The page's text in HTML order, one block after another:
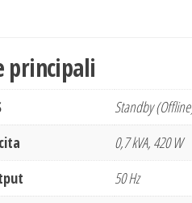
principali
Standby
0,7 kVA, 420 W
50 Hz